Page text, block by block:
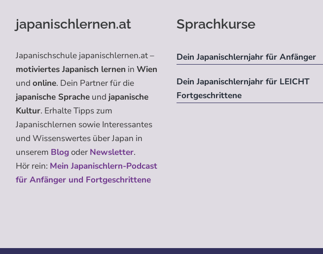
japanischlernen.at
Japanischschule japanischlernen.at –
motiviertes Japanisch lernen in Wien
und online. Dein Partner für die
japanische Spracheund japanische
Kultur. Erhalte Tipps zum
Japanischlernen sowie Interessantes
und Wissenswertes über Japan in
unserem Blogoder Newsletter.
Hör rein: Mein Japanischlern-Podcast
für Anfänger und Fortgeschrittene
Sprachkurse
Dein Japanischlernjahr für Anfänger
Dein Japanischlernjahr für LEICHT
Fortgeschrittene